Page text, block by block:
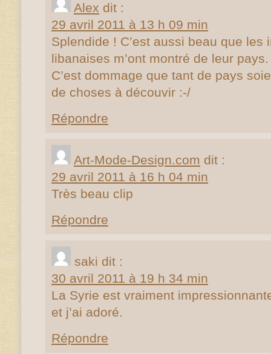
Alex dit :
29 avril 2011 à 13 h 09 min
Splendide ! C’est aussi beau que les
libanaises m’ont montré de leur pays.
C’est dommage que tant de pays
de choses à découvir :-/
Répondre
Art-Mode-Design.com dit :
29 avril 2011 à 16 h 04 min
Très beau clip
Répondre
saki dit :
30 avril 2011 à 19 h 34 min
La Syrie est vraiment
et j’ai adoré.
Répondre